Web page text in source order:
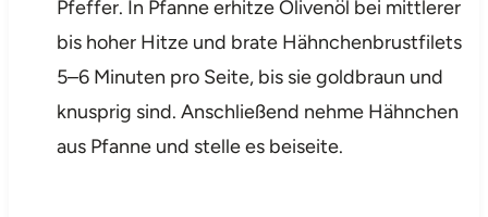
Pfeffer. In Pfanne erhitze Olivenöl bei mittlerer
bis hoher Hitze und brate Hähnchenbrustfilets
5–6 Minuten pro Seite, bis sie goldbraun und
knusprig sind. Anschließend nehme Hähnchen
aus Pfanne und stelle es beiseite.